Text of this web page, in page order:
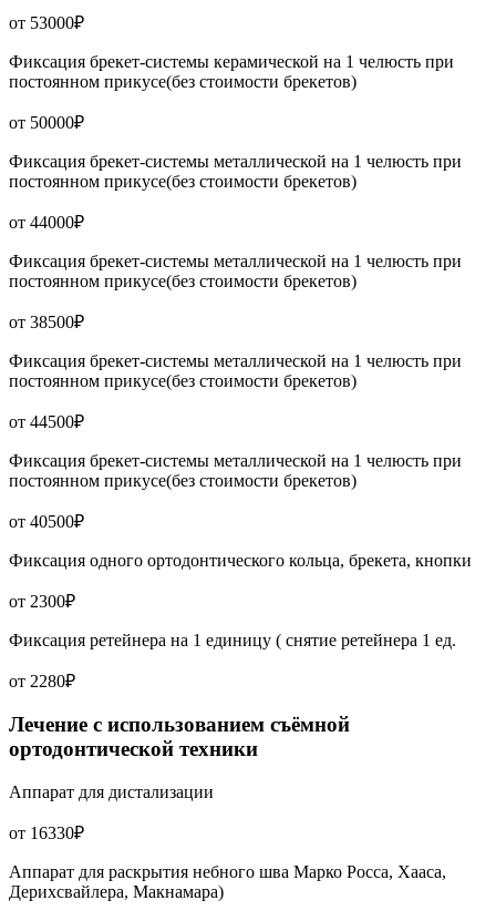
от 53000₽
Фиксация брекет-системы керамической на 1 челюсть при
постоянном прикусе(без стоимости брекетов)
от 50000₽
Фиксация брекет-системы металлической на 1 челюсть при
постоянном прикусе(без стоимости брекетов)
от 44000₽
Фиксация брекет-системы металлической на 1 челюсть при
постоянном прикусе(без стоимости брекетов)
от 38500₽
Фиксация брекет-системы металлической на 1 челюсть при
постоянном прикусе(без стоимости брекетов)
от 44500₽
Фиксация брекет-системы металлической на 1 челюсть при
постоянном прикусе(без стоимости брекетов)
от 40500₽
Фиксация одного ортодонтического кольца, брекета, кнопки
от 2300₽
Фиксация ретейнера на 1 единицу ( снятие ретейнера 1 ед.
от 2280₽
Лечение с использованием съёмной
ортодонтической техники
Аппарат для дистализации
от 16330₽
Аппарат для раскрытия небного шва Марко Росса, Хааса,
Дерихсвайлера, Макнамара)